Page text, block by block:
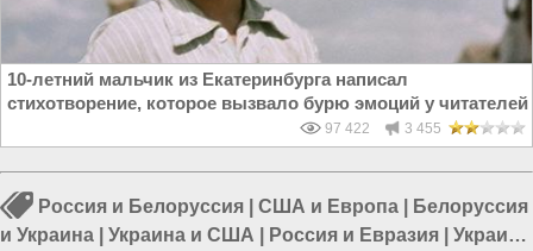
10-летний мальчик из Екатеринбурга написал
стихотворение, которое вызвало бурю эмоций у читателей
97 422 3 455
Россия и Белоруссия США и Европа
Белоруссия
и Украина
Украина и США Россия и Евразия
Украина